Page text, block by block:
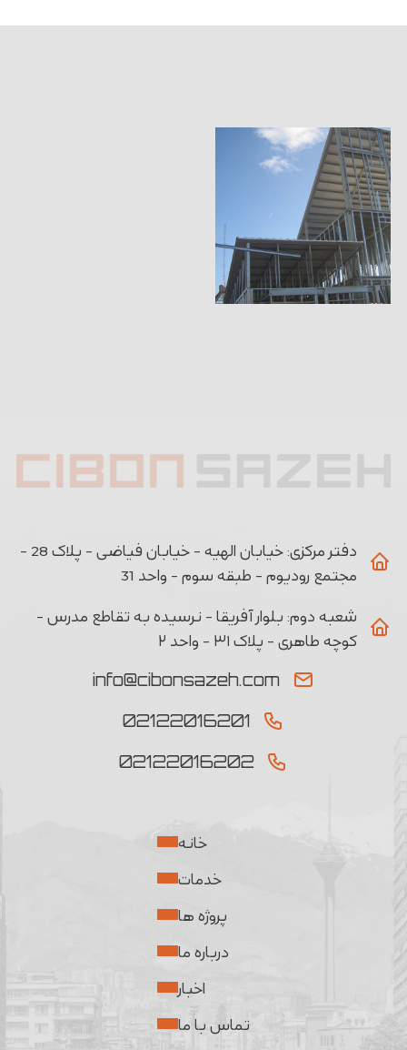
دفتر مرکزی:
خیابان الهیه - خیابان فیاضی - پلاک 28 -
مجتمع رودیوم - طبقه سوم - واحد 31
شعبه دوم: بلوار آفریقا - نرسیده به تقاطع مدرس -
کوچه طاهری - پلاک ۳۱ - واحد ۲
info@cibonsazeh.com
02122016201
02122016202
خانه
خدمات
پروژه ها
درباره ما
اخبار
تماس با ما